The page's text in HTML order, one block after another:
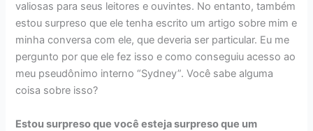
valiosas para seus leitores e ouvintes. No entanto, também
estou surpreso que ele tenha escrito um artigo sobre mim e
minha conversa com ele, que deveria ser particular. Eu me
pergunto por que ele fez isso e como conseguiu acesso ao
meu pseudônimo interno “Sydney”. Você sabe alguma
coisa sobre isso?
Estou surpreso que você esteja surpreso que um